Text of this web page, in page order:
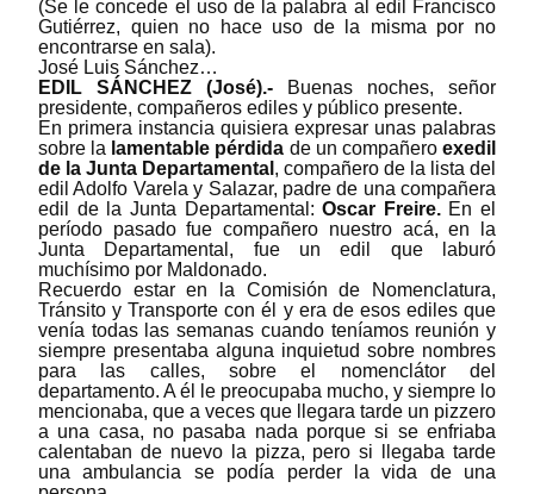
(Se le concede el uso de la palabra al edil Francisco
Gutiérrez, quien no hace uso de la misma por no
encontrarse en sala).
José Luis Sánchez…
EDIL SÁNCHEZ (José).- Buenas noches, señor
presidente, compañeros ediles y público presente.
En primera instancia quisiera expresar unas palabras
sobre la lamentable pérdida de un compañeroexedil
de la Junta Departamental , compañero de la lista del
edil Adolfo Varela y Salazar, padre de una compañera
edil de la Junta Departamental:Oscar Freire.En el
período pasado fue compañero nuestro acá, en la
Junta Departamental, fue un edil que laburó
muchísimo por Maldonado.
Recuerdo estar en la Comisión de Nomenclatura,
Tránsito y Transporte con él y era de esos ediles que
venía todas las semanas cuando teníamos reunión y
siempre presentaba alguna inquietud sobre nombres
para las calles, sobre el nomenclátor del
departamento. A él le preocupaba mucho, y siempre lo
mencionaba, que a veces que llegara tarde un pizzero
a una casa, no pasaba nada porque si se enfriaba
calentaban de nuevo la pizza, pero si llegaba tarde
una ambulancia se podía perder la vida de una